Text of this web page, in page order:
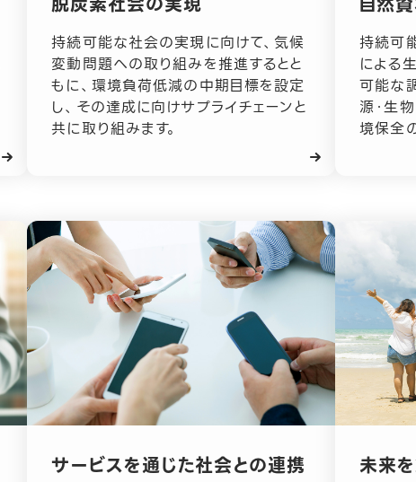
持続可能な社会の実現に向けて、気候
変動問題への取り組みを推進するとと
もに、環境負荷低減の中期目標を設定
し、その達成に向けサプライチェーンと
共に取り組みます。
持続可
による
可能な
源・生
境保全
サービスを通じた社会との連携 未来